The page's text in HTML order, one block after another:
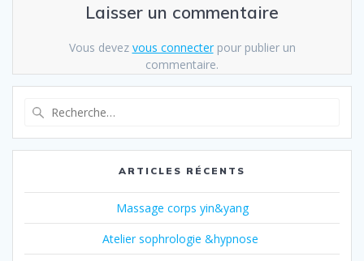
Laisser un commentaire
Vous devez vous connecterpour publier un
commentaire.
:
ARTICLES RÉCENTS
Massage corps yin&yang
Atelier sophrologie &hypnose